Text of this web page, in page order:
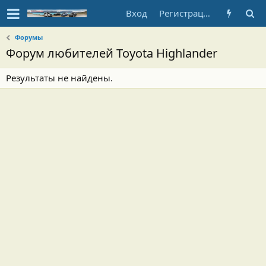
Вход Регистрация
Форумы
Форум любителей Toyota Highlander
Результаты не найдены.